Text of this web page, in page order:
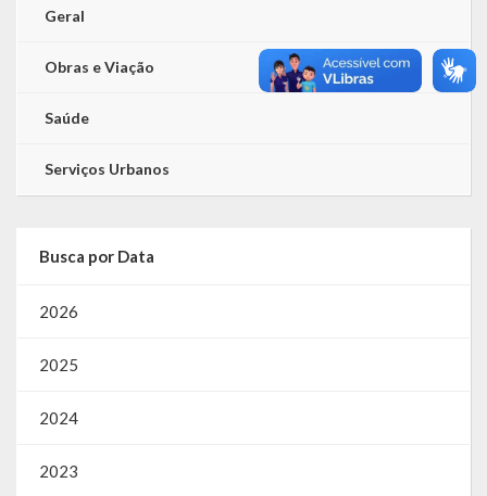
Geral
Obras e Viação
Saúde
Serviços Urbanos
Busca por Data
2026
2025
2024
2023